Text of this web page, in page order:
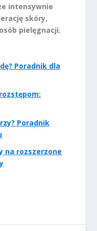
intensywnie
skóry,
pielęgnacji.
Poradnik dla
Poradnik
na rozszerzone